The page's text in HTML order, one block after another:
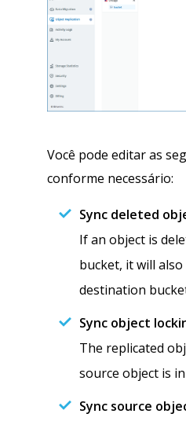
Você pode editar as
conforme necessário:
Sync deleted
If an object is
bucket, it will
destination
Sync object
The replicated
source object is
Sync source